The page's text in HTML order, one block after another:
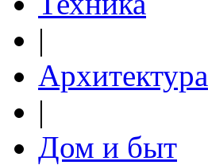
|
Архитектура
|
Дом и быт